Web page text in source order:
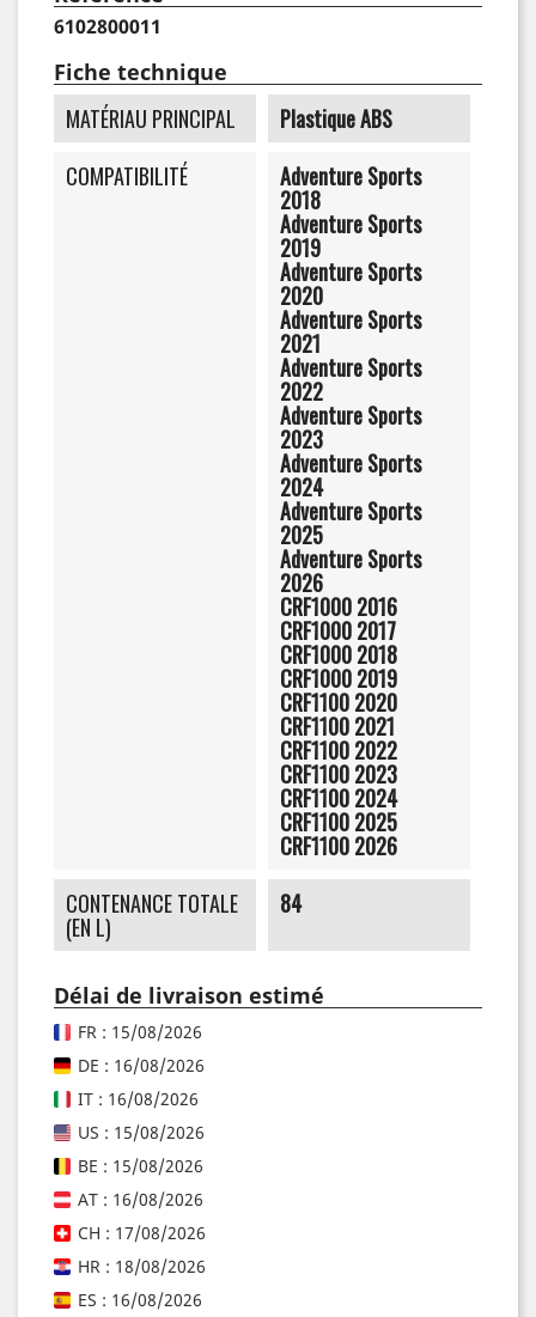
6102800011
Fiche technique
MATÉRIAU PRINCIPAL
Plastique ABS
COMPATIBILITÉ
Adventure Sports
2018
Adventure Sports
2019
Adventure Sports
2020
Adventure Sports
2021
Adventure Sports
2022
Adventure Sports
2023
Adventure Sports
2024
Adventure Sports
2025
Adventure Sports
2026
CRF1000 2016
CRF1000 2017
CRF1000 2018
CRF1000 2019
CRF1100 2020
CRF1100 2021
CRF1100 2022
CRF1100 2023
CRF1100 2024
CRF1100 2025
CRF1100 2026
CONTENANCE TOTALE
(EN L)
84
Délai de livraison estimé
FR : 15/08/2026
DE : 16/08/2026
IT : 16/08/2026
US : 15/08/2026
BE : 15/08/2026
AT : 16/08/2026
CH : 17/08/2026
HR : 18/08/2026
ES : 16/08/2026